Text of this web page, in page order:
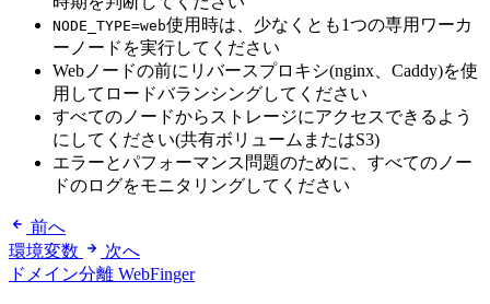
NODE_TYPE=web使用時は、少なくとも1つの専用ワーカ
ーノードを実行してください
Webノードの前にリバースプロキシ(nginx、Caddy)を使
用してロードバランシングしてください
すべてのノードからストレージにアクセスできるよう
にしてください(共有ボリュームまたはS3)
エラーとパフォーマンス問題のために、すべてのノー
ドのログをモニタリングしてください
前へ
環境変数
次へ
ドメイン分離 WebFinger